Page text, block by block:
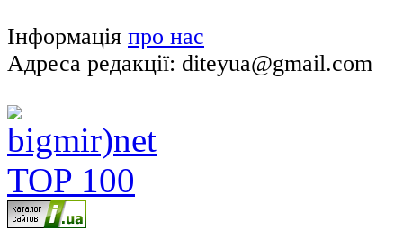
Інформація про нас
Адреса редакції: diteyua@gmail.com